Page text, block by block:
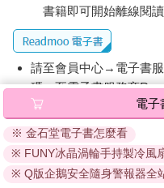
書籍即可開始離線閱讀
請至會員中心→電子書
碼』至電子書服務商
退換貨須知：
因版權保護，您在金石
的閱讀軟體開啟閱讀，
依據「消費者保護法」
電子
※ 金石堂電子書怎麼看
※ FUNY冰晶渦輪手持製冷風
※ Q版企鵝安全隨身警報器全